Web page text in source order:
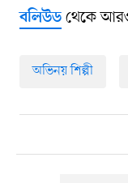
বলিউডথেকে
অভিনয় শিল্পী